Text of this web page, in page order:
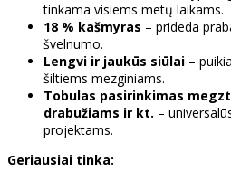
tinkama visiems metų laikams.
18 % kašmyras – prideda
švelnumo.
Lengvi ir jaukūs siūlai –
šiltiems mezginiams.
Tobulas pasirinkimas
drabužiams ir kt. –
projektams.
Geriausiai tinka: